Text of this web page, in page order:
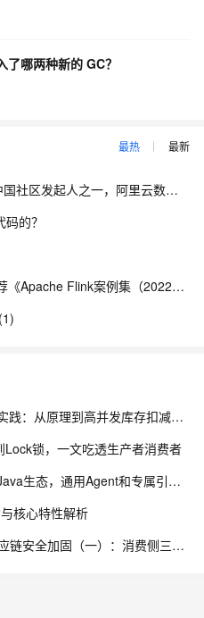
哪两种新的 GC？
最热 最新
【大咖问答】对话PostgreSQL 中国社区发起人之一，阿里云数据库高级专家 德哥
的？
【藏经阁一起读（27）】本周推荐《Apache Flink案例集（2022版）》，你有哪些心得？
基于Redisson的分布式锁生产级实践：从原理到高并发库存扣减实战
锁，一文吃透生产者消费者
Claude Code通过Java LSP杀入Java生态，通用Agent和专属引擎差在哪
核心特性解析
【雕虫大技】Agent 动态 Skill 供应链安全加固（一）：消费侧三层防线实战